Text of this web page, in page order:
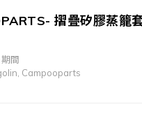
摺疊矽膠蒸籠
間
Campooparts